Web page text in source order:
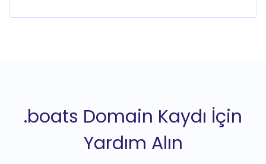
.boats Domain Kaydı İçin
Yardım Alın